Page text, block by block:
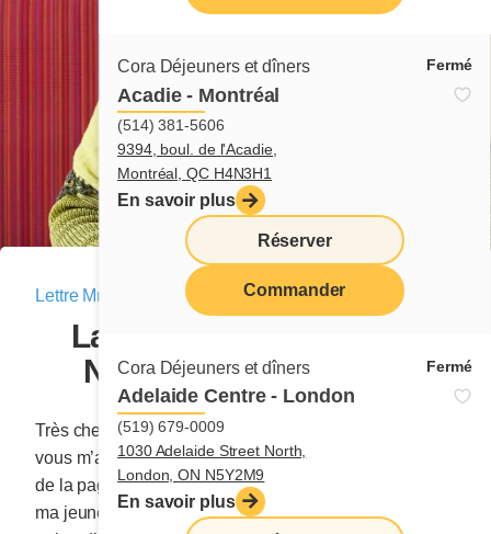
Cora Déjeuners et dîners Fermé
Acadie - Montréal
(514) 381-5606
9394, boul. de l'Acadie,
Montréal, QC H4N3H1
En savoir plus
Réserver
Commander
Cora Déjeuners et dîners Fermé
Adelaide Centre - London
(519) 679-0009
1030 Adelaide Street North,
London, ON N5Y2M9
En savoir plus
Lettre Mme Cora 23 mars 2025
La marieuse s'appelait
Natasha – Chapitre 6
Très chers lecteurs et lectrices, en continuant à me lire,
vous m’apprenez à écrire. Pour moi, cette blancheur
de la page est comme un ciel rempli de miracles. Toute
ma jeune vie, j’avais tant souhaité noircir des lignes et,